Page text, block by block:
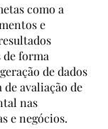
como a
e
forma
de dados
avaliação de
nas
e negócios.